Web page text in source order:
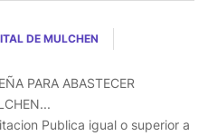
DE MULCHEN
PARA ABASTECER
Publica igual o superior a